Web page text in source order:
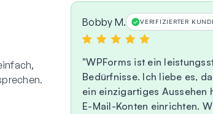
Bobby M. VERIFIZIERTER
WPForms ist ein
Bedürfnisse. Ich liebe es,
ein einzigartiges Aussehen
E-Mail-Konten einrichten.